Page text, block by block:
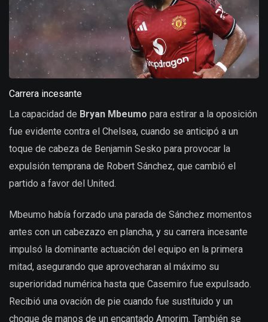
Carrera incesante
La capacidad de Bryan Mbeumo para estirar a la oposición
fue evidente contra el Chelsea, cuando se anticipó a un
toque de cabeza de Benjamin Sesko para provocar la
expulsión temprana de Robert Sánchez, que cambió el
partido a favor del United.
Mbeumo había forzado una parada de Sánchez momentos
antes con un cabezazo en plancha, y su carrera incesante
impulsó la dominante actuación del equipo en la primera
mitad, asegurando que aprovecharan al máximo su
superioridad numérica hasta que Casemiro fue expulsado.
Recibió una ovación de pie cuando fue sustituido y un
choque de manos de un encantado Amorim. También se